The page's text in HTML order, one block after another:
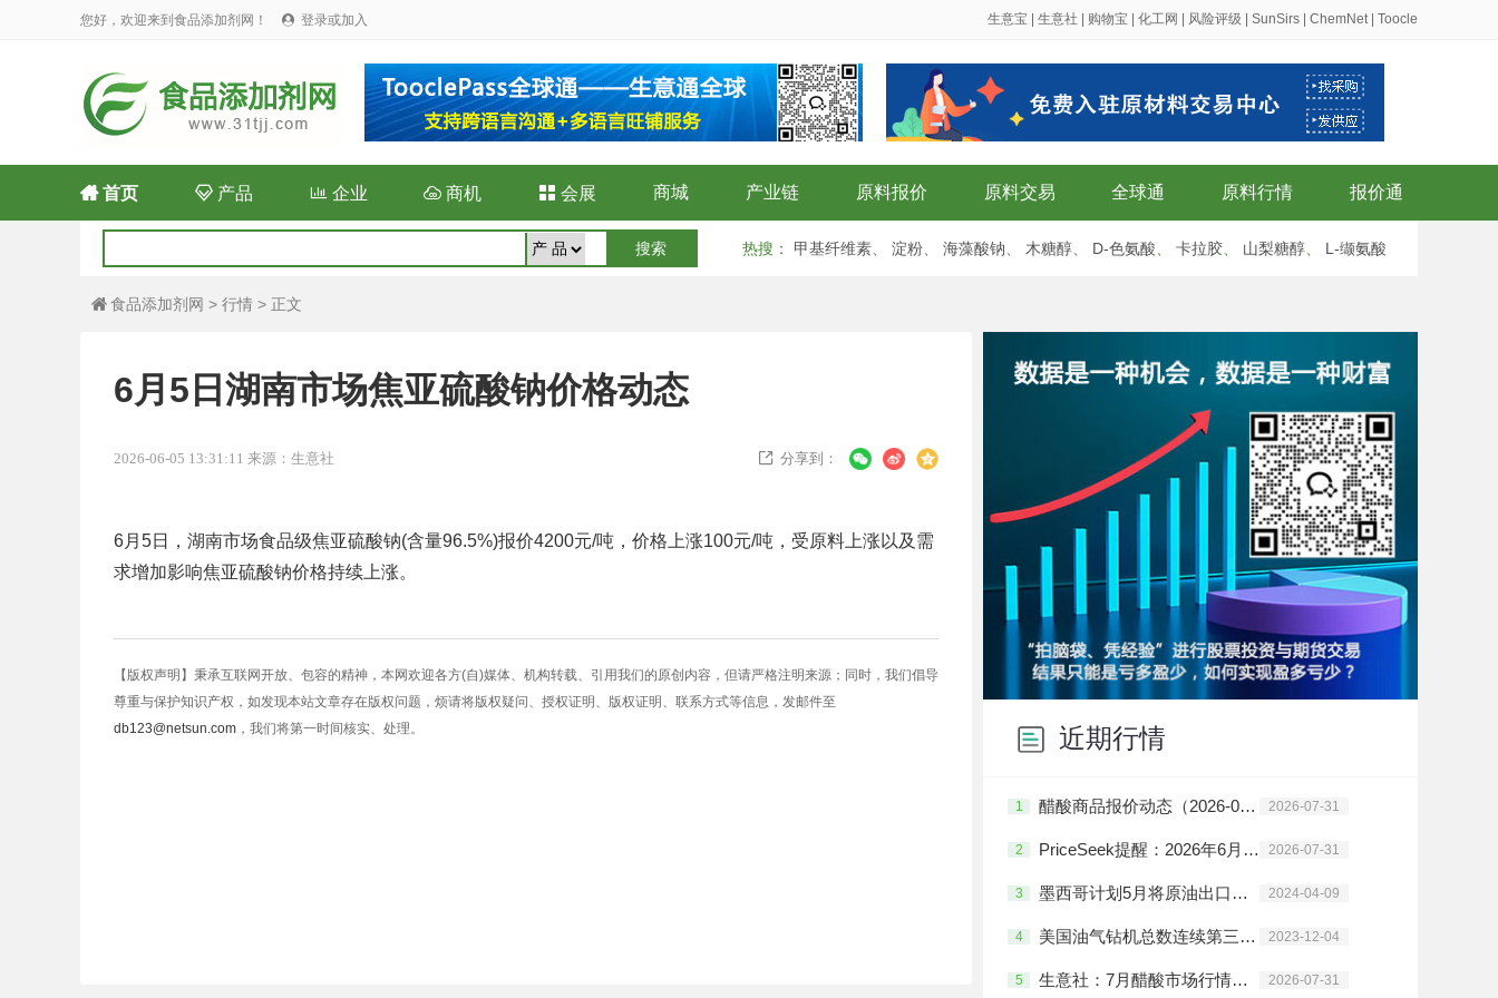
您好，欢迎来到食品添加剂网！  登录或加入 生意宝 生意社 购物宝 化工网 风险评级 SunSirs ChemNet| Toocle
首页 产品 企业  商机  会展 商城 产业链 原料报价 原料交易 全球通 原料行情 报价通
热搜 ： 甲基纤维素 淀粉 海藻酸钠 木糖醇 D-色氨酸 卡拉胶 山梨糖醇 L-缬氨酸
 食品添加剂网 > 行情 > 正文
6月5日湖南市场焦亚硫酸钠价格动态
2026-06-05 13:31:11 来源：生意社  分享到：
6月5日，湖南市场食品级焦亚硫酸钠(含量96.5%)报价4200元/吨，价格上涨100元/吨，受原料上涨以及需
求增加影响焦亚硫酸钠价格持续上涨。
【版权声明】秉承互联网开放、包容的精神，本网欢迎各方(自)媒体、机构转载、引用我们的原创内容，但请严格注明来源；同时，我们倡导
尊重与保护知识产权，如发现本站文章存在版权问题，烦请将版权疑问、授权证明、版权证明、联系方式等信息，发邮件至
db123@netsun.com ，我们将第一时间核实、处理。 近期行情
1 醋酸商品报价动态（2026-07-31） 2026-07-31
2 PriceSeek提醒：2026年6月冰醋酸进口量环比大幅增长 2026-07-31
3 墨西哥计划5月将原油出口量削减至少33万桶/日 2024-04-09
4 美国油气钻机总数连续第三周增加 2023-12-04
5 生意社：7月醋酸市场行情先涨后跌 2026-07-31